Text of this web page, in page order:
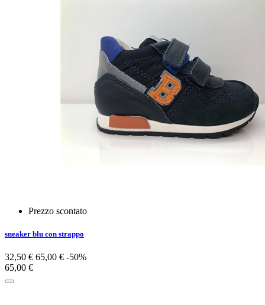
Prezzo scontato
sneaker blu con strappo
32,50 € 65,00 € -50%
65,00 €